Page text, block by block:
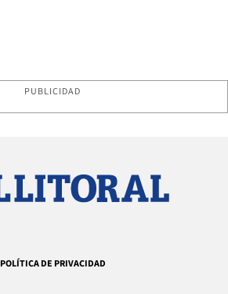
PUBLICIDAD
POLÍTICA DE PRIVACIDAD